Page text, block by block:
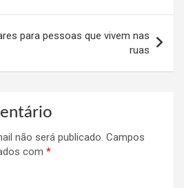
para pessoas que vivem nas
ruas
não será publicado. Campos
com *